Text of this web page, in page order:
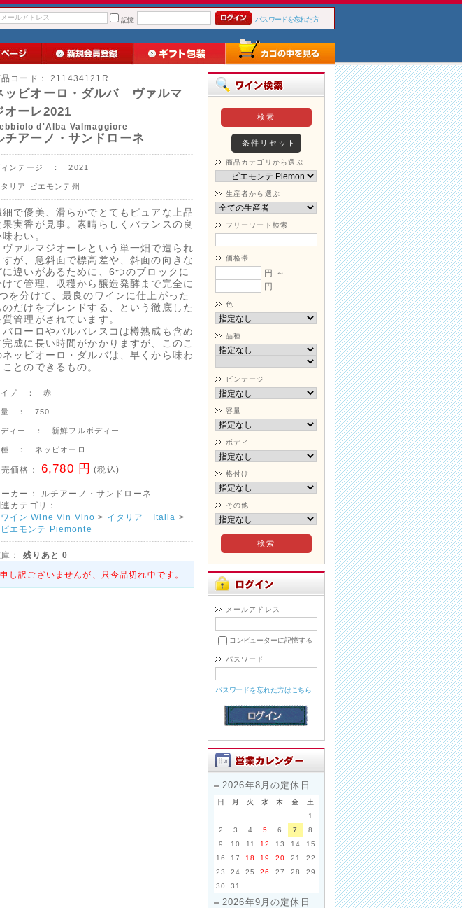
記憶
パスワードを忘れた方
コード： 211434121R
ッビオーロ・ダルバ ヴァルマ
オーレ2021
d'Alba Valmaggiore
チアーノ・サンドローネ
ィンテージ ： 2021
リア ピエモンテ州
細で優美、滑らかでとてもピュアな上品
果実香が見事。素晴らしくバランスの良
味わい。
ァルマジオーレという単一畑で造られ
すが、急斜面で標高差や、斜面の向きな
に違いがあるために、6つのブロックに
けて管理、収穫から醸造発酵まで完全に
を分けて、最良のワインに仕上がった
のだけをブレンドする、という徹底した
質管理がされています。
ローロやバルバレスコは樽熟成も含め
完成に長い時間がかかりますが、このこ
ネッビオーロ・ダルバは、早くから味わ
ことのできるもの。
イプ ： 赤
量 ： 750
ディー ： 新鮮フルボディー
種 ： ネッビオーロ
価格： 6,780 円 (税込)
ーカー：
ルチアーノ・サンドローネ
カテゴリ：
ワイン Wine Vin Vino > イタリア Italia >
ピエモンテ Piemonte
： 残りあと 0
申し訳ございませんが、只今品切れ中です。
商品カテゴリから選ぶ
生産者から選ぶ
フリーワード検索
価格帯
円 ～
円
色
品種
ビンテージ
容量
ボディ
格付け
その他
メールアドレス
コンピューターに記憶する
パスワード
パスワードを忘れた方はこちら
2026年8月の定休日
日 月 火 水 木 金
土
1
2
3 4 5 6 7
8
9
10 11 12 13 14
15
16
17 18 19 20 21
22
23
24 25 26 27 28
29
30
31
2026年9月の定休日